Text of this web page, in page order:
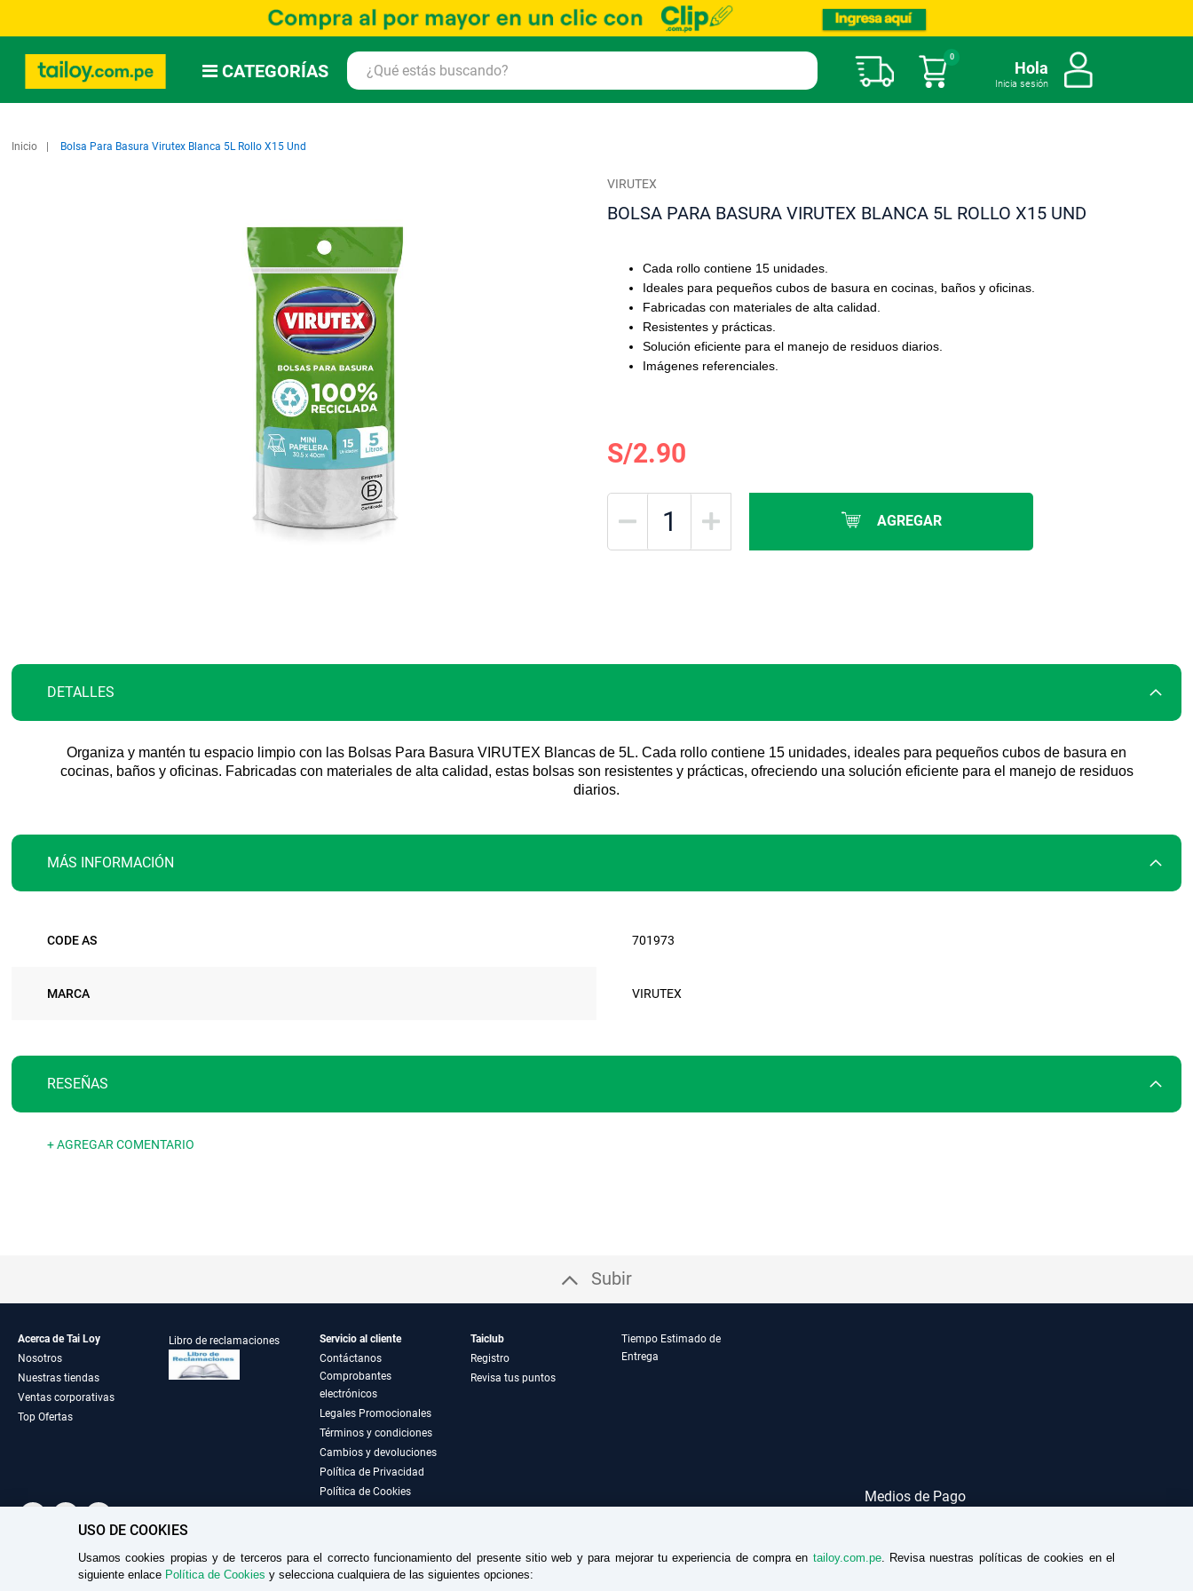
CATEGORÍAS Mi carrito
0
Hola
Inicia sesión
Inicio Bolsa Para Basura Virutex Blanca 5L Rollo X15 Und
la
de
imágenes
VIRUTEX
BOLSA PARA BASURA VIRUTEX BLANCA 5L ROLLO X15 UND
Cada rollo contiene 15 unidades.
Ideales para pequeños cubos de basura en cocinas, baños y oficinas.
Fabricadas con materiales de alta calidad.
Resistentes y prácticas.
Solución eficiente para el manejo de residuos diarios.
Imágenes referenciales.
S/2.90
AGREGAR
DETALLES
Organiza y mantén tu espacio limpio con las Bolsas Para Basura VIRUTEX Blancas de 5L. Cada rollo contiene 15 unidades, ideales para pequeños cubos de basura en
cocinas, baños y oficinas. Fabricadas con materiales de alta calidad, estas bolsas son resistentes y prácticas, ofreciendo una solución eficiente para el manejo de residuos
diarios.
MÁS INFORMACIÓN
información
CODE AS 701973
MARCA VIRUTEX
RESEÑAS
+ AGREGAR COMENTARIO
Subir
Acerca de Tai Loy
Nosotros
Nuestras tiendas
Ventas corporativas
Top Ofertas
Libro de reclamaciones
Servicio al cliente
Contáctanos
Comprobantes
electrónicos
Legales Promocionales
Términos y condiciones
Cambios y devoluciones
Política de Privacidad
Política de Cookies
Taiclub
Registro
Revisa tus puntos
Tiempo Estimado de
Entrega
TAILOY S.A. RUC: 20100049181
Medios de Pago
USO DE COOKIES
Usamos cookies propias y de terceros para el correcto funcionamiento del presente sitio web y para mejorar tu experiencia de compra en tailoy.com.pe. Revisa nuestras políticas de cookies en el
siguiente enlace Política de Cookies y selecciona cualquiera de las siguientes opciones: